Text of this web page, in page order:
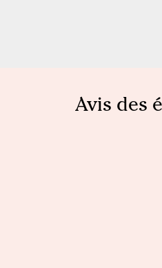
Avis des